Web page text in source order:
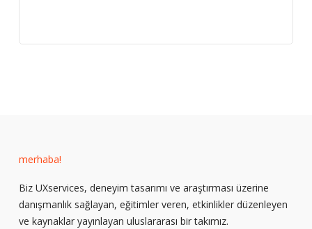
merhaba!
Biz UXservices, deneyim tasarımı ve araştırması üzerine
danışmanlık sağlayan, eğitimler veren, etkinlikler düzenleyen
ve kaynaklar yayınlayan uluslararası bir takımız.